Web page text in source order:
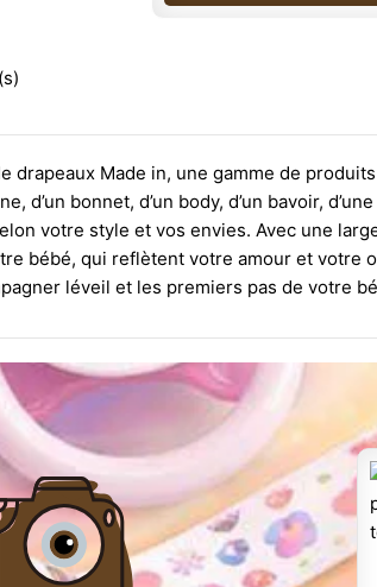
drapeaux Made in, une gamme de
d’un bonnet, d’un body, d’un bavoir,
votre style et vos envies. Avec une
bébé, qui reflètent votre amour et votre
léveil et les premiers pas de votre